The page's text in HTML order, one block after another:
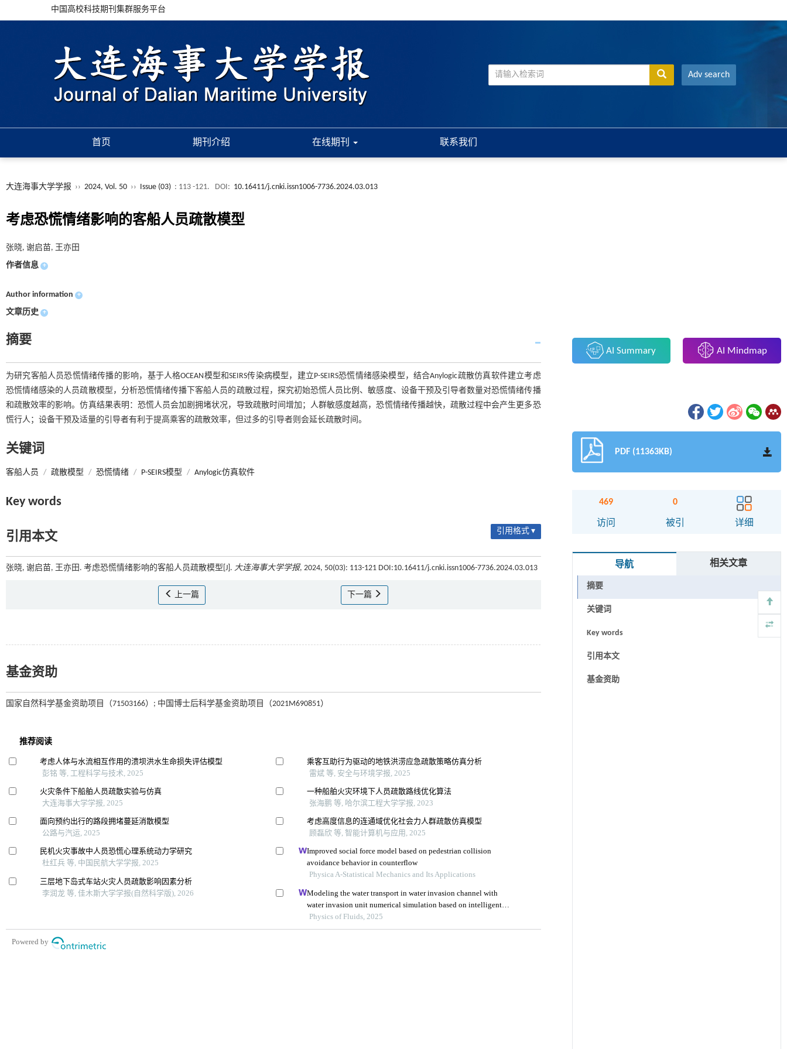
中国高校科技期刊集群服务平台
Adv search
首页 期刊介绍 在线期刊 联系我们
大连海事大学学报 ›› 2024, Vol. 50 ›› Issue (03) : 113 -121. DOI: 10.16411/j.cnki.issn1006-7736.2024.03.013
考虑恐慌情绪影响的客船人员疏散模型
张晓, 谢启苗, 王亦田
作者信息 +
Author information +
文章历史 +
摘要
为研究客船人员恐慌情绪传播的影响，基于人格OCEAN模型和SEIRS传染病模型，建立P-SEIRS恐慌情绪感染模型，结合Anylogic疏散仿真软件建立考虑
恐慌情绪感染的人员疏散模型，分析恐慌情绪传播下客船人员的疏散过程，探究初始恐慌人员比例、敏感度、设备干预及引导者数量对恐慌情绪传播
和疏散效率的影响。仿真结果表明：恐慌人员会加剧拥堵状况，导致疏散时间增加；人群敏感度越高，恐慌情绪传播越快，疏散过程中会产生更多恐
慌行人；设备干预及适量的引导者有利于提高乘客的疏散效率，但过多的引导者则会延长疏散时间。
关键词
客船人员 / 疏散模型 / 恐慌情绪 / P-SEIRS模型 / Anylogic仿真软件
Key words
引用本文 引用格式 ▾
张晓, 谢启苗, 王亦田. 考虑恐慌情绪影响的客船人员疏散模型[J]. 大连海事大学学报, 2024, 50(03): 113-121 DOI:10.16411/j.cnki.issn1006-7736.2024.03.013
上一篇 下一篇
基金资助
国家自然科学基金资助项目（71503166）; 中国博士后科学基金资助项目（2021M690851）
AI Summary AI Mindmap
PDF (11363KB)
469
访问
0
被引 详细
导航 相关文章
摘要
关键词
Key words
引用本文
基金资助